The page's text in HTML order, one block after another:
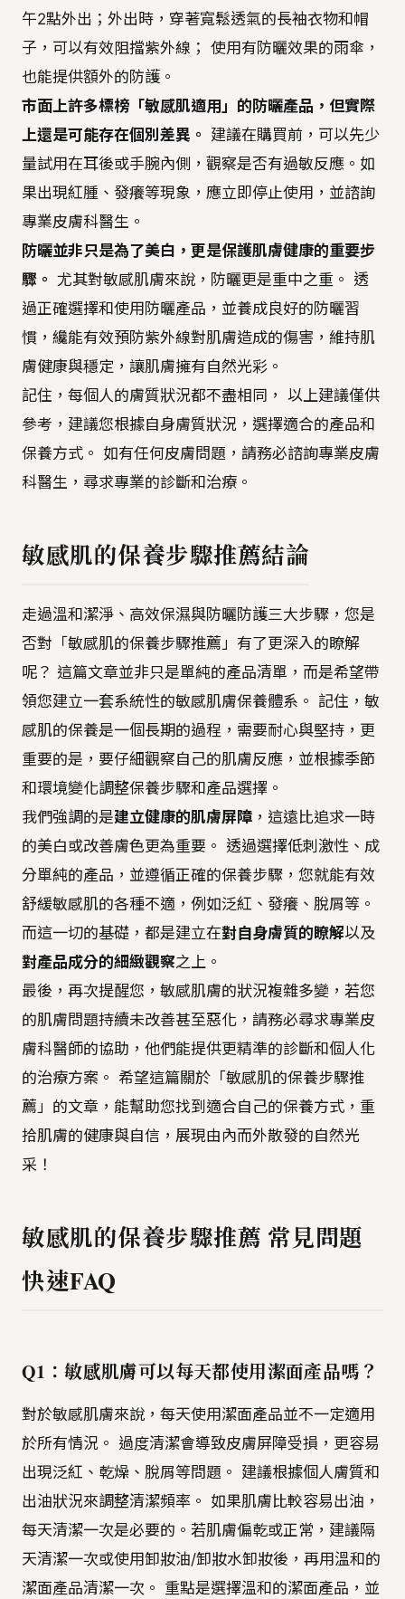
午2點外出；外出時，穿著寬鬆透氣的長袖衣物和帽
子，可以有效阻擋紫外線； 使用有防曬效果的雨傘，
也能提供額外的防護。
市面上許多標榜「敏感肌適用」的防曬產品，但實際
上還是可能存在個別差異。 建議在購買前，可以先少
量試用在耳後或手腕內側，觀察是否有過敏反應。如
果出現紅腫、發癢等現象，應立即停止使用，並諮詢
專業皮膚科醫生。
防曬並非只是為了美白，更是保護肌膚健康的重要步
驟。 尤其對敏感肌膚來說，防曬更是重中之重。 透
過正確選擇和使用防曬產品，並養成良好的防曬習
慣，纔能有效預防紫外線對肌膚造成的傷害，維持肌
膚健康與穩定，讓肌膚擁有自然光彩。
記住，每個人的膚質狀況都不盡相同， 以上建議僅供
參考，建議您根據自身膚質狀況，選擇適合的產品和
保養方式。 如有任何皮膚問題，請務必諮詢專業皮膚
科醫生，尋求專業的診斷和治療。
敏感肌的保養步驟推薦結論
走過溫和潔淨、高效保濕與防曬防護三大步驟，您是
否對「敏感肌的保養步驟推薦」有了更深入的瞭解
呢？ 這篇文章並非只是單純的產品清單，而是希望帶
領您建立一套系統性的敏感肌膚保養體系。 記住，敏
感肌的保養是一個長期的過程，需要耐心與堅持，更
重要的是，要仔細觀察自己的肌膚反應，並根據季節
和環境變化調整保養步驟和產品選擇。
我們強調的是建立健康的肌膚屏障 ，這遠比追求一時
的美白或改善膚色更為重要。 透過選擇低刺激性、成
分單純的產品，並遵循正確的保養步驟，您就能有效
舒緩敏感肌的各種不適，例如泛紅、發癢、脫屑等。
而這一切的基礎，都是建立在對自身膚質的瞭解以及
對產品成分的細緻觀察之上。
最後，再次提醒您，敏感肌膚的狀況複雜多變，若您
的肌膚問題持續未改善甚至惡化，請務必尋求專業皮
膚科醫師的協助，他們能提供更精準的診斷和個人化
的治療方案。 希望這篇關於「敏感肌的保養步驟推
薦」的文章，能幫助您找到適合自己的保養方式，重
拾肌膚的健康與自信，展現由內而外散發的自然光
采！
敏感肌的保養步驟推薦 常見問題
快速FAQ
Q1：敏感肌膚可以每天都使用潔面產品嗎？
對於敏感肌膚來說，每天使用潔面產品並不一定適用
於所有情況。 過度清潔會導致皮膚屏障受損，更容易
出現泛紅、乾燥、脫屑等問題。 建議根據個人膚質和
出油狀況來調整清潔頻率。 如果肌膚比較容易出油，
每天清潔一次是必要的。若肌膚偏乾或正常，建議隔
天清潔一次或使用卸妝油/卸妝水卸妝後，再用溫和的
潔面產品清潔一次。 重點是選擇溫和的潔面產品，並